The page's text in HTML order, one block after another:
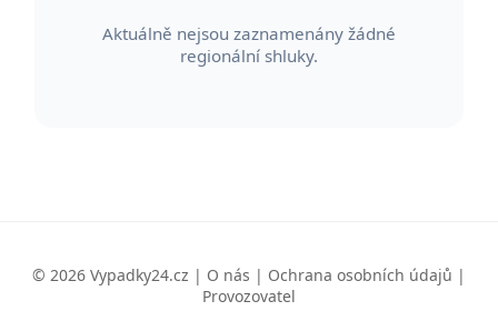
Aktuálně nejsou zaznamenány žádné
regionální shluky.
© 2026 Vypadky24.cz | O nás | Ochrana osobních údajů |
Provozovatel